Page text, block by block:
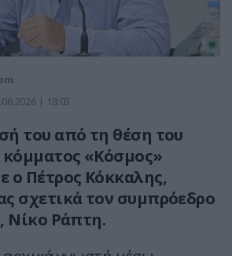
| 18:03
του από τη θέση του
«Κόσμος»
ο Πέτρος Κόκκαλης,
σχετικά τον συμπρόεδρο
Νίκο Ράπτη.